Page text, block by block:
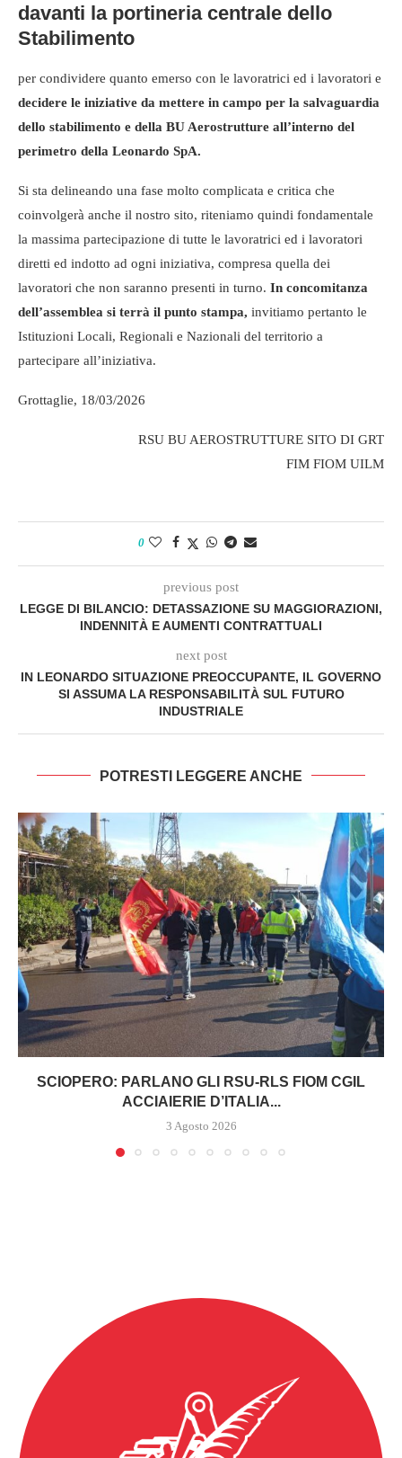
davanti la portineria centrale dello
Stabilimento
per condividere quanto emerso con le lavoratrici ed i lavoratori e
decidere le iniziative da mettere in campo per la salvaguardia
dello stabilimento e della BU Aerostrutture all’interno del
perimetro della Leonardo SpA.
Si sta delineando una fase molto complicata e critica che
coinvolgerà anche il nostro sito, riteniamo quindi fondamentale
la massima partecipazione di tutte le lavoratrici ed i lavoratori
diretti ed indotto ad ogni iniziativa, compresa quella dei
lavoratori che non saranno presenti in turno. In concomitanza
dell’assemblea si terrà il punto stampa, invitiamo pertanto le
Istituzioni Locali, Regionali e Nazionali del territorio a
partecipare all’iniziativa.
Grottaglie, 18/03/2026
RSU BU AEROSTRUTTURE SITO DI GRT
FIM FIOM UILM
0
previous post
LEGGE DI BILANCIO: DETASSAZIONE SU MAGGIORAZIONI,
INDENNITÀ E AUMENTI CONTRATTUALI
next post
IN LEONARDO SITUAZIONE PREOCCUPANTE, IL GOVERNO
SI ASSUMA LA RESPONSABILITÀ SUL FUTURO
INDUSTRIALE
POTRESTI LEGGERE ANCHE
SCIOPERO: PARLANO GLI RSU-RLS FIOM CGIL
ACCIAIERIE D’ITALIA...
3 Agosto 2026